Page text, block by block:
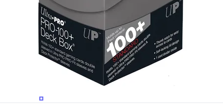
PROMENITE UGAO GLEDANJAPROMENITE UGAO GLEDANJA